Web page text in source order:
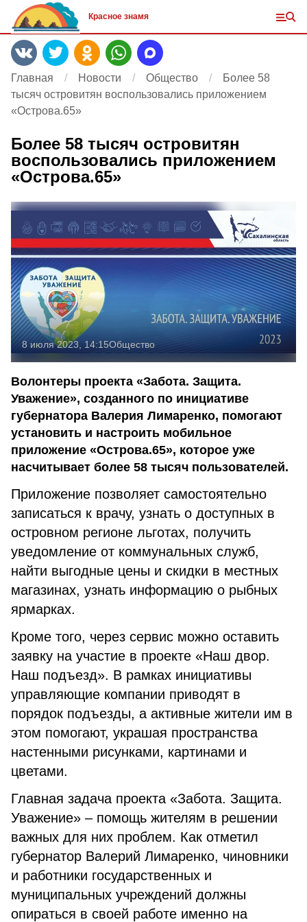
Красное знамя
Главная Новости Общество
Более 58
тысяч островитян воспользовались приложением
«Острова.65»
Более 58 тысяч островитян
воспользовались приложением
«Острова.65»
8 июля 2023, 14:15Общество
Волонтеры проекта «Забота. Защита.
Уважение», созданного по инициативе
губернатора Валерия Лимаренко, помогают
установить и настроить мобильное
приложение «Острова.65», которое уже
насчитывает более 58 тысяч пользователей.
Приложение позволяет самостоятельно
записаться к врачу, узнать о доступных в
островном регионе льготах, получить
уведомление от коммунальных служб,
найти выгодные цены и скидки в местных
магазинах, узнать информацию о рыбных
ярмарках.
Кроме того, через сервис можно оставить
заявку на участие в проекте «Наш двор.
Наш подъезд». В рамках инициативы
управляющие компании приводят в
порядок подъезды, а активные жители им в
этом помогают, украшая пространства
настенными рисунками, картинами и
цветами.
Главная задача проекта «Забота. Защита.
Уважение» – помощь жителям в решении
важных для них проблем. Как отметил
губернатор Валерий Лимаренко, чиновники
и работники государственных и
муниципальных учреждений должны
опираться в своей работе именно на